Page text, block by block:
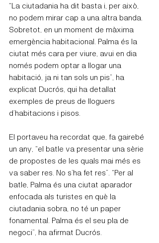
“La ciutadania ha dit basta i, per això,
no podem mirar cap a una altra banda.
Sobretot, en un moment de màxima
emergència habitacional. Palma és la
ciutat més cara per viure, avui en dia
només podem optar a llogar una
habitació, ja ni tan sols un pis”, ha
explicat Ducrós, qui ha detallat
exemples de preus de lloguers
d’habitacions i pisos.
El portaveu ha recordat que, fa gairebé
un any, “el batle va presentar una sèrie
de propostes de les quals mai més es
va saber res. No s’ha fet res”. “Per al
batle, Palma és una ciutat aparador
enfocada als turistes en què la
ciutadania sobra, no té un paper
fonamental. Palma és el seu pla de
negoci”, ha afirmat Ducrós.